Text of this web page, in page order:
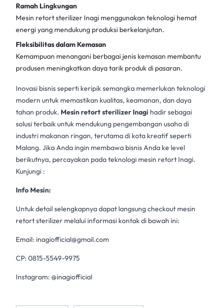
Ramah Lingkungan
Mesin retort sterilizer Inagi menggunakan teknologi hemat
energi yang mendukung produksi berkelanjutan.
Fleksibilitas dalam Kemasan
Kemampuan menangani berbagai jenis kemasan membantu
produsen meningkatkan daya tarik produk di pasaran.
Inovasi bisnis seperti keripik semangka memerlukan teknologi
modern untuk memastikan kualitas, keamanan, dan daya
tahan produk. Mesin retort sterilizer Inagi hadir sebagai
solusi terbaik untuk mendukung pengembangan usaha di
industri makanan ringan, terutama di kota kreatif seperti
Malang. Jika Anda ingin membawa bisnis Anda ke level
berikutnya, percayakan pada teknologi mesin retort Inagi.
Kunjungi :
Info Mesin:
Untuk detail selengkapnya dapat langsung checkout mesin
retort sterilizer melalui informasi kontak di bawah ini:
Email: inagiofficial@gmail.com
CP: 0815-5549-9975
Instagram: @inagiofficial